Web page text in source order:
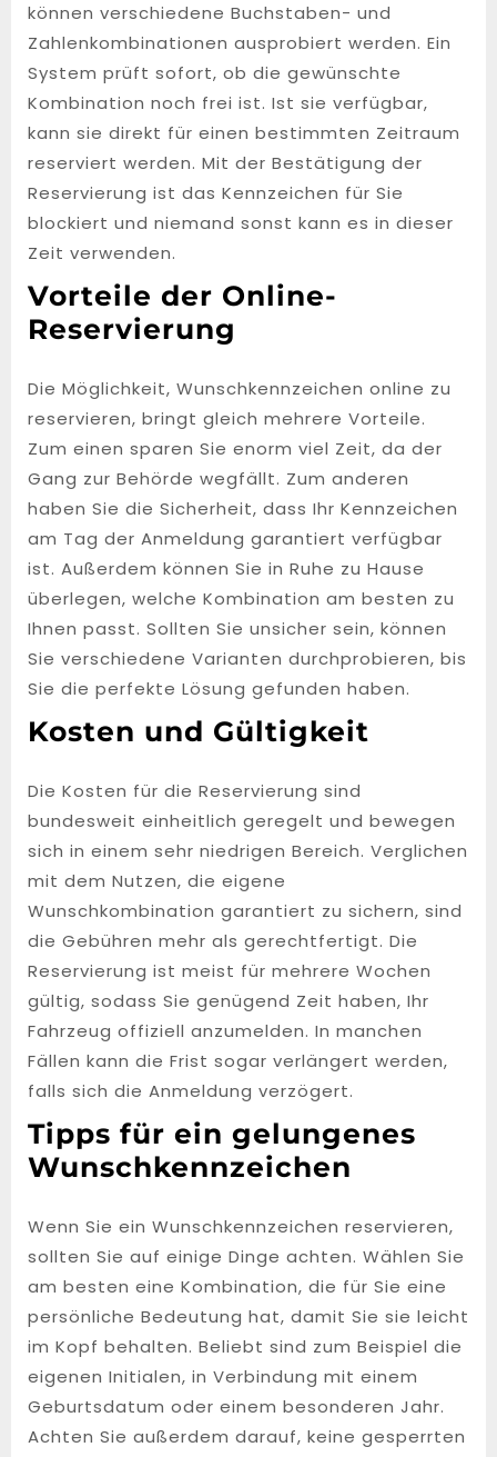
können verschiedene Buchstaben- und
Zahlenkombinationen ausprobiert werden. Ein
System prüft sofort, ob die gewünschte
Kombination noch frei ist. Ist sie verfügbar,
kann sie direkt für einen bestimmten Zeitraum
reserviert werden. Mit der Bestätigung der
Reservierung ist das Kennzeichen für Sie
blockiert und niemand sonst kann es in dieser
Zeit verwenden.
Vorteile der Online-
Reservierung
Die Möglichkeit, Wunschkennzeichen online zu
reservieren, bringt gleich mehrere Vorteile.
Zum einen sparen Sie enorm viel Zeit, da der
Gang zur Behörde wegfällt. Zum anderen
haben Sie die Sicherheit, dass Ihr Kennzeichen
am Tag der Anmeldung garantiert verfügbar
ist. Außerdem können Sie in Ruhe zu Hause
überlegen, welche Kombination am besten zu
Ihnen passt. Sollten Sie unsicher sein, können
Sie verschiedene Varianten durchprobieren, bis
Sie die perfekte Lösung gefunden haben.
Kosten und Gültigkeit
Die Kosten für die Reservierung sind
bundesweit einheitlich geregelt und bewegen
sich in einem sehr niedrigen Bereich. Verglichen
mit dem Nutzen, die eigene
Wunschkombination garantiert zu sichern, sind
die Gebühren mehr als gerechtfertigt. Die
Reservierung ist meist für mehrere Wochen
gültig, sodass Sie genügend Zeit haben, Ihr
Fahrzeug offiziell anzumelden. In manchen
Fällen kann die Frist sogar verlängert werden,
falls sich die Anmeldung verzögert.
Tipps für ein gelungenes
Wunschkennzeichen
Wenn Sie ein Wunschkennzeichen reservieren,
sollten Sie auf einige Dinge achten. Wählen Sie
am besten eine Kombination, die für Sie eine
persönliche Bedeutung hat, damit Sie sie leicht
im Kopf behalten. Beliebt sind zum Beispiel die
eigenen Initialen, in Verbindung mit einem
Geburtsdatum oder einem besonderen Jahr.
Achten Sie außerdem darauf, keine gesperrten